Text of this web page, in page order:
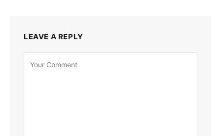
LEAVE A REPLY